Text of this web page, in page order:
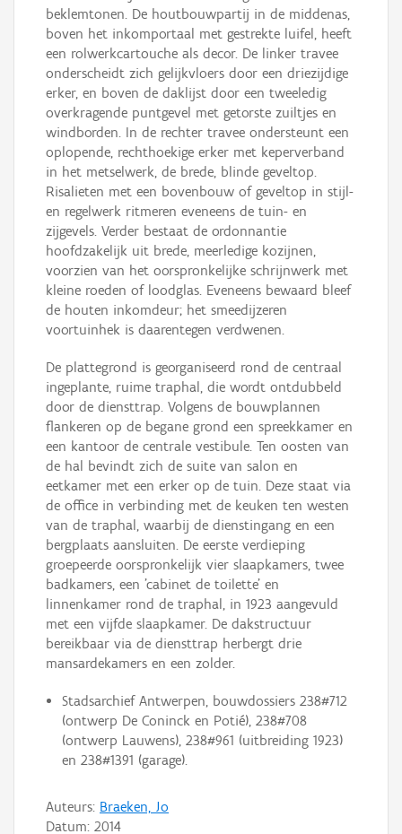
beklemtonen. De houtbouwpartij in de middenas,
boven het inkomportaal met gestrekte luifel, heeft
een rolwerkcartouche als decor. De linker travee
onderscheidt zich gelijkvloers door een driezijdige
erker, en boven de daklijst door een tweeledig
overkragende puntgevel met getorste zuiltjes en
windborden. In de rechter travee ondersteunt een
oplopende, rechthoekige erker met keperverband
in het metselwerk, de brede, blinde geveltop.
Risalieten met een bovenbouw of geveltop in stijl-
en regelwerk ritmeren eveneens de tuin- en
zijgevels. Verder bestaat de ordonnantie
hoofdzakelijk uit brede, meerledige kozijnen,
voorzien van het oorspronkelijke schrijnwerk met
kleine roeden of loodglas. Eveneens bewaard bleef
de houten inkomdeur; het smeedijzeren
voortuinhek is daarentegen verdwenen.
De plattegrond is georganiseerd rond de centraal
ingeplante, ruime traphal, die wordt ontdubbeld
door de diensttrap. Volgens de bouwplannen
flankeren op de begane grond een spreekkamer en
een kantoor de centrale vestibule. Ten oosten van
de hal bevindt zich de suite van salon en
eetkamer met een erker op de tuin. Deze staat via
de office in verbinding met de keuken ten westen
van de traphal, waarbij de dienstingang en een
bergplaats aansluiten. De eerste verdieping
groepeerde oorspronkelijk vier slaapkamers, twee
badkamers, een 'cabinet de toilette' en
linnenkamer rond de traphal, in 1923 aangevuld
met een vijfde slaapkamer. De dakstructuur
bereikbaar via de diensttrap herbergt drie
mansardekamers en een zolder.
Stadsarchief Antwerpen, bouwdossiers 238#712
(ontwerp De Coninck en Potié), 238#708
(ontwerp Lauwens), 238#961 (uitbreiding 1923)
en 238#1391 (garage).
Auteurs: Braeken, Jo
Datum: 2014